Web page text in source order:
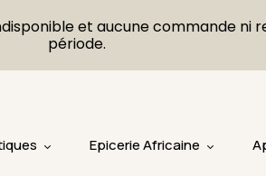
Epicerie Africaine
et aucune commande
période.